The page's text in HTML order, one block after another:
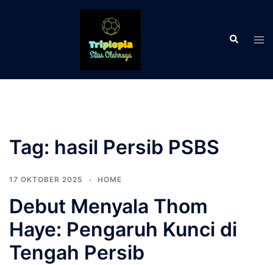
Cari
Tag: hasil Persib PSBS
17 OKTOBER 2025 HOME
Debut Menyala Thom
Haye: Pengaruh Kunci di
Tengah Persib